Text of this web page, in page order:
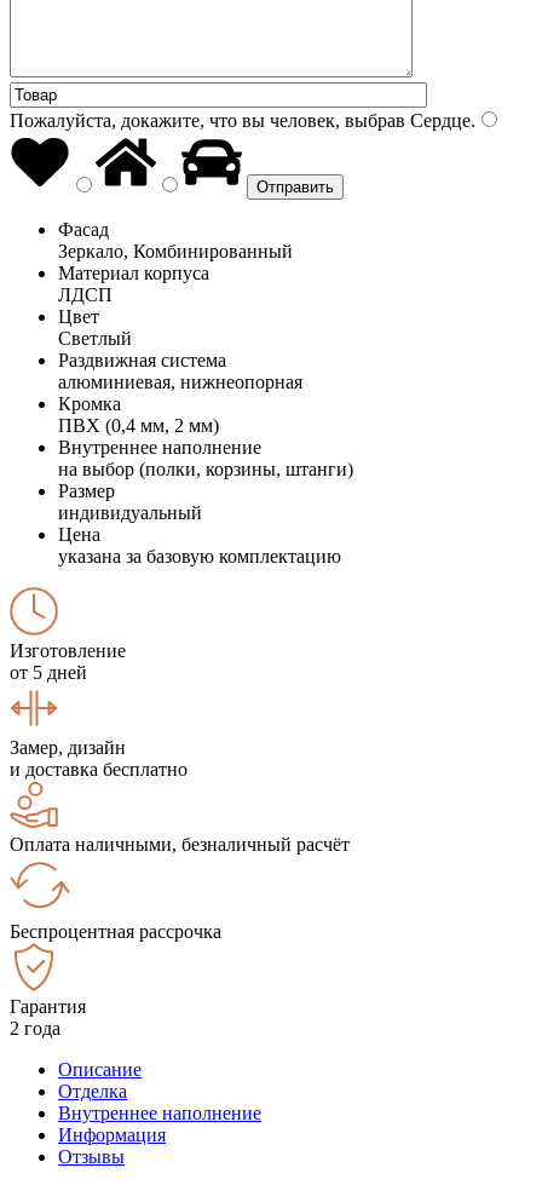
Пожалуйста, докажите, что вы человек, выбрав Сердце.
Фасад
Зеркало, Комбинированный
Материал корпуса
ЛДСП
Цвет
Светлый
Раздвижная система
алюминиевая, нижнеопорная
Кромка
ПВХ (0,4 мм, 2 мм)
Внутреннее наполнение
на выбор (полки, корзины, штанги)
Размер
индивидуальный
Цена
указана за базовую комплектацию
Изготовление
от 5 дней
Замер, дизайн
и доставка бесплатно
Оплата наличными, безналичный расчёт
Беспроцентная рассрочка
Гарантия
2 года
Описание
Отделка
Внутреннее наполнение
Информация
Отзывы